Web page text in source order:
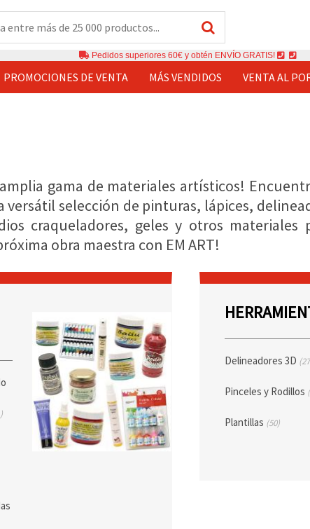
Pedidos superiores 60€ y obtén ENVÍO GRATIS!
PROMOCIONES DE VENTA MÁS VENDIDOS VENTA AL
gama de materiales artísticos!
versátil selección de pinturas, lápices,
craqueladores, geles y otros materiales
obra maestra con EM ART!
Delineadores 3D
Pinceles y Rodillos
Plantillas (50)